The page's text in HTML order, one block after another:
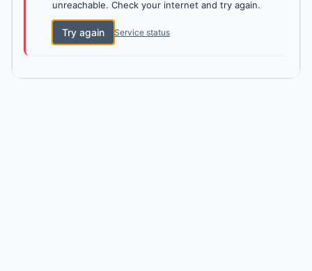
unreachable. Check your internet and try again.
Try again Service status